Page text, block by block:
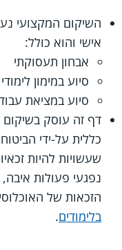
השיקום המקצועי
אישי והוא כולל:
אבחון תעסוקתי
סיוע במימון
סיוע במציאת
דף זה עוסק בשיקום
כללית על-ידי
שעשויות להיות
נפגעי פעולות
הזכאות של
בלימודים.